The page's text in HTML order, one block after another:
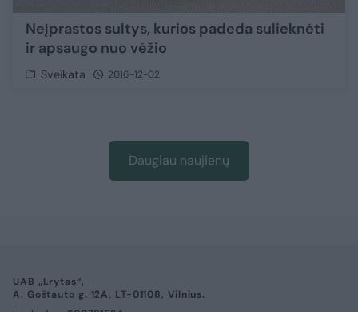
Neįprastos sultys, kurios padeda sulieknėti
ir apsaugo nuo vėžio
Sveikata 2016-12-02
Daugiau naujienų
UAB „Lrytas“,
A. Goštauto g. 12A, LT-01108, Vilnius.